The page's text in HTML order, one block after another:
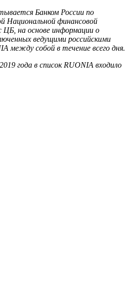
Банком России по
Национальной финансовой
ЦБ, на основе информации о
ведущими российскими
между собой в течение всего дня.
года в список RUONIA входило